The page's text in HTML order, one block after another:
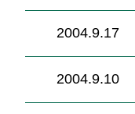
2004.9.17
2004.9.10